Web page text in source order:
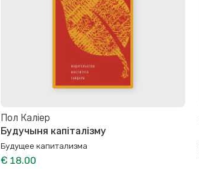
Пол Каліер
Будучыня капіталізму
Будущее капитализма
€ 18.00